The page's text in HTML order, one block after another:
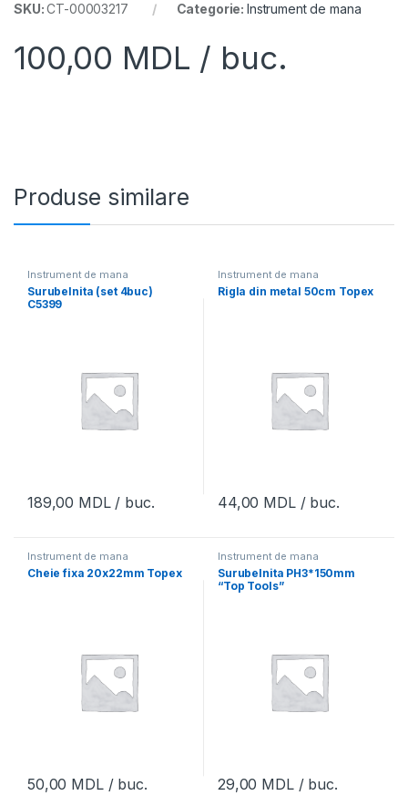
SKU:CT-00003217 Categorie: Instrument de mana
100,00 MDL / buc.
Produse similare
Instrument de mana
Surubelnita (set 4buc)
C5399
189,00 MDL/ buc.
Instrument de mana
Rigla din metal 50cm Topex
44,00 MDL/ buc.
Instrument de mana
Cheie fixa 20x22mm Topex
50,00 MDL/ buc.
Instrument de mana
Surubelnita PH3*150mm
“Top Tools”
29,00 MDL/ buc.